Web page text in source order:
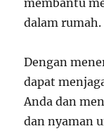
membantu
dalam rumah.
Dengan
dapat
Anda dan
dan nyaman